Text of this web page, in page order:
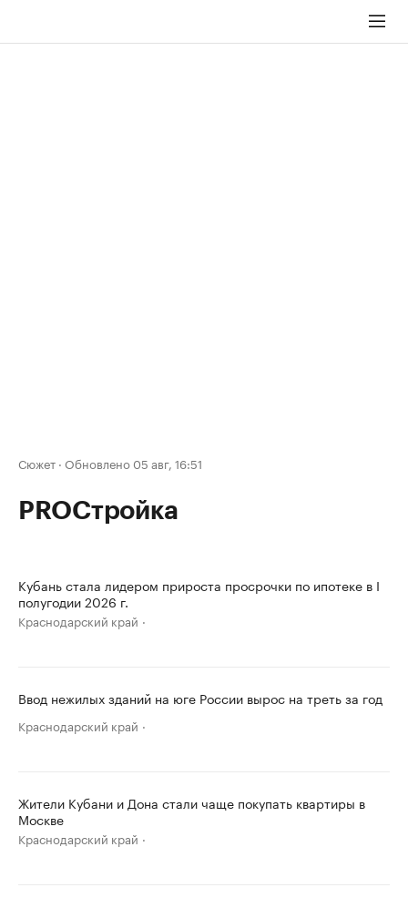
Сюжет · Обновлено 05 авг, 16:51
PROСтройка
Кубань стала лидером прироста просрочки по ипотеке в I
полугодии 2026 г.
Краснодарский край
Ввод нежилых зданий на юге России вырос на треть за год
Краснодарский край
Жители Кубани и Дона стали чаще покупать квартиры в
Москве
Краснодарский край